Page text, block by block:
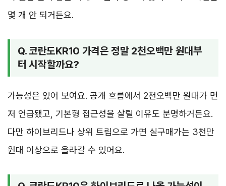
몇 개 안 되거든요.
Q. 코란도KR10 가격은 정말 2천오백만 원대부
터 시작할까요?
가능성은 있어 보여요. 공개 흐름에서 2천오백만 원대가 먼
저 언급됐고, 기본형 접근성을 살릴 이유도 분명하거든요.
다만 하이브리드나 상위 트림으로 가면 실구매가는 3천만
원대 이상으로 올라갈 수 있어요.